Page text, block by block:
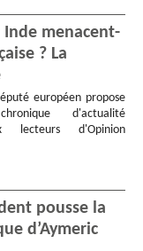
Inde menacent-
? La
européen propose
d'actualité
lecteurs d'Opinion
pousse la
d’Aymeric